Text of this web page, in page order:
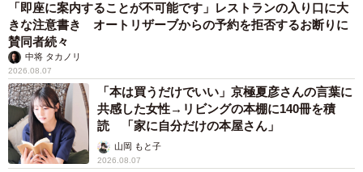
森田 もちろん、ひかりが3人とも大切に思っていること
は変わらないですが、高校生のときにひかりがいちばん最
初に宇宙への夢を共有できたのが、飛鳥です。「これは奇
跡かも！」と思った原体験というか「光」みたいなもの
を、ひかりはずっと心のなかに持っていたのだと思いま
す。それからシンプルに、何を言っても飛鳥がいちばん受
け止めてくれそうだと思ったんじゃないでしょうか。これ
「即座に案内することが不可能です」レストランの入り口に大
きな注意書き オートリザーブからの予約を拒否するお断りに
賛同者続々
中将 タカノリ
2026.08.07
「本は買うだけでいい」京極夏彦さんの言葉に
共感した女性→リビングの本棚に140冊を積
読 「家に自分だけの本屋さん」
山岡 もと子
2026.08.07